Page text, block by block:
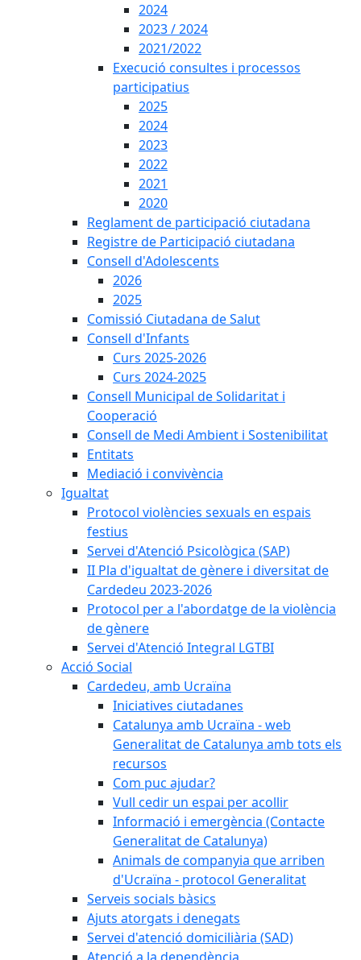
2024
2023 / 2024
2021/2022
Execució consultes i processos
participatius
2025
2024
2023
2022
2021
2020
Reglament de participació ciutadana
Registre de Participació ciutadana
Consell d'Adolescents
2026
2025
Comissió Ciutadana de Salut
Consell d'Infants
Curs 2025-2026
Curs 2024-2025
Consell Municipal de Solidaritat i
Cooperació
Consell de Medi Ambient i Sostenibilitat
Entitats
Mediació i convivència
Igualtat
Protocol violències sexuals en espais
festius
Servei d'Atenció Psicològica (SAP)
II Pla d'igualtat de gènere i diversitat de
Cardedeu 2023-2026
Protocol per a l'abordatge de la violència
de gènere
Servei d'Atenció Integral LGTBI
Acció Social
Cardedeu, amb Ucraïna
Iniciatives ciutadanes
Catalunya amb Ucraïna - web
Generalitat de Catalunya amb tots els
recursos
Com puc ajudar?
Vull cedir un espai per acollir
Informació i emergència (Contacte
Generalitat de Catalunya)
Animals de companyia que arriben
d'Ucraïna - protocol Generalitat
Serveis socials bàsics
Ajuts atorgats i denegats
Servei d'atenció domiciliària (SAD)